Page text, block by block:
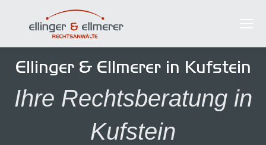
Ellinger & Ellmerer in Kufstein
Ihre Rechtsberatung in
Kufstein